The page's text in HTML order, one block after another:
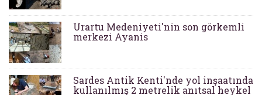
Urartu Medeniyeti'nin son görkemli
merkezi Ayanis
Sardes Antik Kenti'nde yol inşaatında
kullanılmış 2 metrelik anıtsal heykel